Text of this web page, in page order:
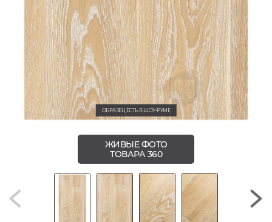
ОБРАЗЕЦ ЕСТЬ В ШОУ-РУМЕ
ЖИВЫЕ ФОТО
ТОВАРА 360